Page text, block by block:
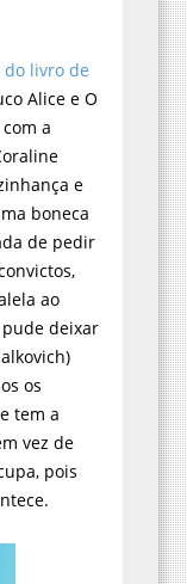
do livro de
Alice e O
a
e
boneca
de pedir
ao
deixar
os
tem a
vez de
pois